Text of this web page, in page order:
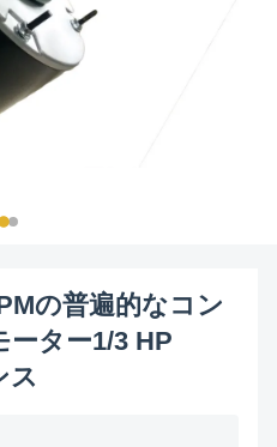
の普遍的なコン
ーター1/3 HP
ス